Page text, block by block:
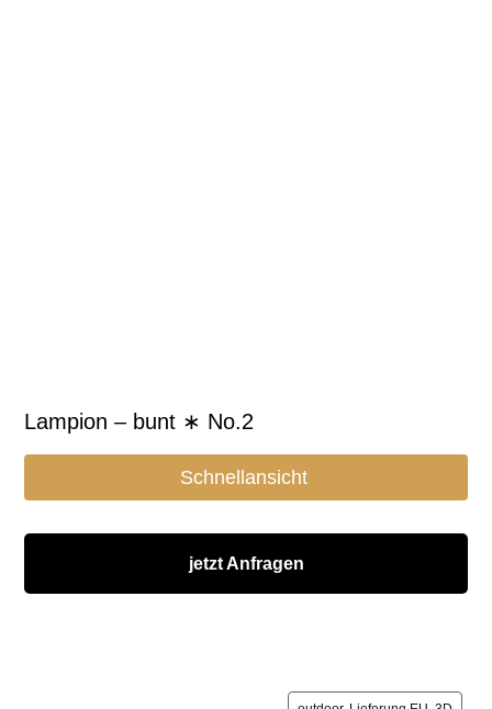
Lampion – bunt ∗ No.2
Schnellansicht
jetzt Anfragen